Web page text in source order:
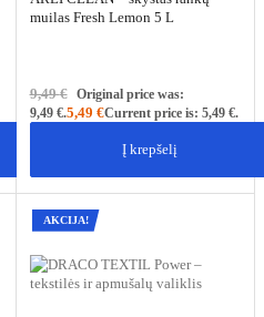
muilas Fresh Lemon 5 L
9,49€
Original price was:
9,49 €.5,49 €Current price is: 5,49 €.
Į krepšelį
AKCIJA!